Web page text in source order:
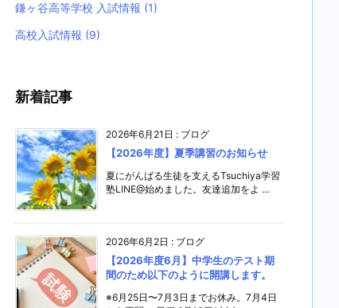
鎌ヶ谷高等学校 入試情報 (1)
高校入試情報 (9)
新着記事
2026年6月21日 : ブログ
【2026年度】夏季講習のお知らせ
夏にがんばる生徒を支えるTsuchiya学習
塾LINE@始めました。友達追加をよ ...
2026年6月2日 : ブログ
【2026年度6月】中学生のテスト期
間のため以下のように開講します。
※6月25日〜7月3日までお休み。7月4日